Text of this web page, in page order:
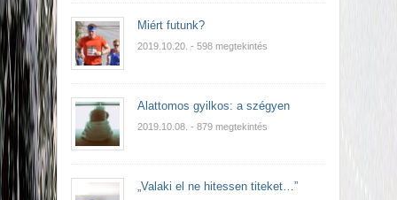
Miért futunk?
2019.10.20. - 598 megtekintés
Alattomos gyilkos: a szégyen
2019.10.08. - 879 megtekintés
„Valaki el ne hitessen titeket…”